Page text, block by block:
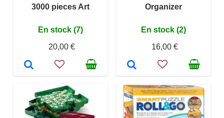
3000 pieces Art
En stock (7)
20,00 €
Organizer
En stock (2)
16,00 €